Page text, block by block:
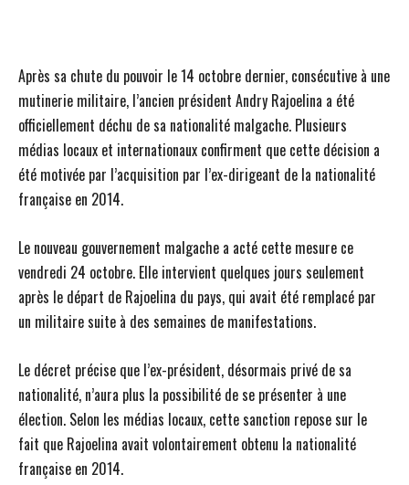
Après sa chute du pouvoir le 14 octobre dernier, consécutive à une
mutinerie militaire, l’ancien président Andry Rajoelina a été
officiellement déchu de sa nationalité malgache. Plusieurs
médias locaux et internationaux confirment que cette décision a
été motivée par l’acquisition par l’ex-dirigeant de la nationalité
française en 2014.
Le nouveau gouvernement malgache a acté cette mesure ce
vendredi 24 octobre. Elle intervient quelques jours seulement
après le départ de Rajoelina du pays, qui avait été remplacé par
un militaire suite à des semaines de manifestations.
Le décret précise que l’ex-président, désormais privé de sa
nationalité, n’aura plus la possibilité de se présenter à une
élection. Selon les médias locaux, cette sanction repose sur le
fait que Rajoelina avait volontairement obtenu la nationalité
française en 2014.